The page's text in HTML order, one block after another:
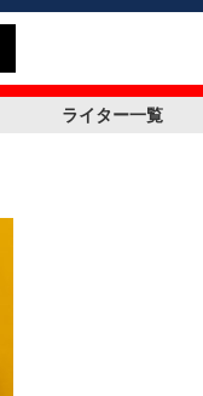
ライター一覧